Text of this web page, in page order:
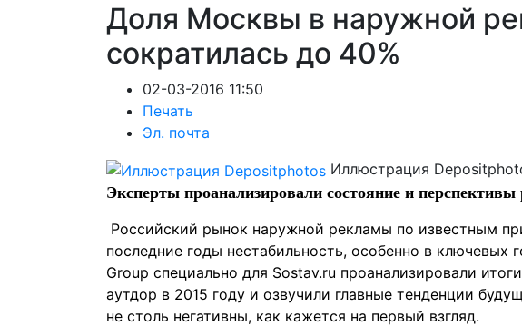
Доля Москвы в наружной
сократилась до 40%
02-03-2016 11:50
Печать
Эл. почта
Иллюстрация
Эксперты проанализировали состояние и перспективы
Российский рынок наружной рекламы по известным
последние годы нестабильность, особенно в ключевых
Group специально для Sostav.ru проанализировали
аутдор в 2015 году и озвучили главные тенденции
не столь негативны, как кажется на первый взгляд.